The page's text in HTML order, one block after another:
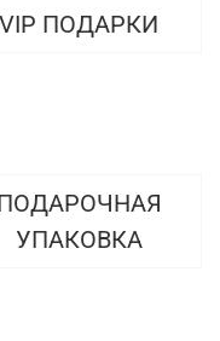
VIP ПОДАРКИ
УПАКОВКА